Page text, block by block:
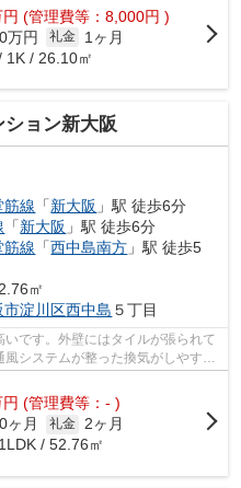
円 (管理費等：8,000円 )
0万円 礼金
1ヶ月
1K / 26.10㎡
ョン新大阪
筋線 「新大阪 」駅 徒歩6分
「新大阪 」駅 徒歩6分
筋線 「西中島南方 」駅 徒歩5
㎡
市淀川区西中島 ５丁目
です。外壁にはタイルが張られて
システムが整った換気がしやすい
円 (管理費等：- )
0ヶ月 礼金 2ヶ月
/ 52.76㎡